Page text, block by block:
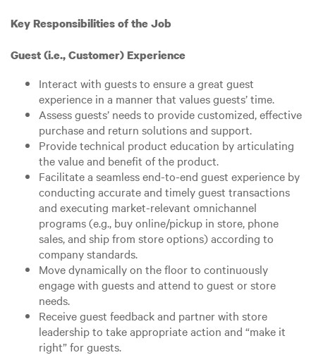
Key Responsibilities of the Job
Guest (i.e., Customer) Experience
Interact with guests to ensure a great guest
experience in a manner that values guests’ time.
Assess guests’ needs to provide customized, effective
purchase and return solutions and support.
Provide technical product education by articulating
the value and benefit of the product.
Facilitate a seamless end-to-end guest experience by
conducting accurate and timely guest transactions
and executing market-relevant omnichannel
programs (e.g., buy online/pickup in store, phone
sales, and ship from store options) according to
company standards.
Move dynamically on the floor to continuously
engage with guests and attend to guest or store
needs.
Receive guest feedback and partner with store
leadership to take appropriate action and “make it
right” for guests.